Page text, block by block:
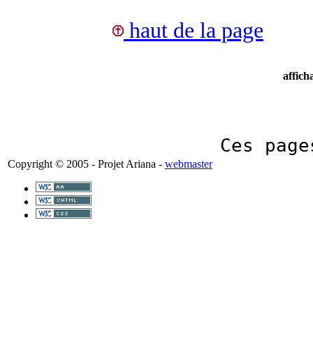
haut de la page
Ces
Copyright © 2005 - Projet Ariana - webmaster